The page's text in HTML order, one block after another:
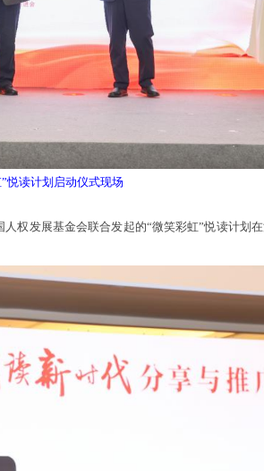
悦读计划启动仪式现场
发展基金会联合发起的“微笑彩虹”悦读计划